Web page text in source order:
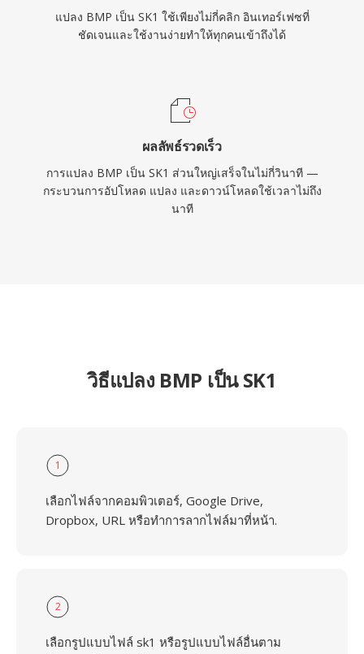
แปลง BMP เป็น SK1 ใช้เพียงไม่กี่คลิก อินเทอร์เฟซที่
ชัดเจนและใช้งานง่ายทำให้ทุกคนเข้าถึงได้
ผลลัพธ์รวดเร็ว
การแปลง BMP เป็น SK1 ส่วนใหญ่เสร็จในไม่กี่วินาที —
กระบวนการอัปโหลด แปลง และดาวน์โหลดใช้เวลาไม่ถึง
นาที
วิธีแปลง BMP เป็น SK1
1
เลือกไฟล์จากคอมพิวเตอร์, Google Drive,
Dropbox, URL หรือทำการลากไฟล์มาที่หน้า.
2
เลือกรูปแบบไฟล์ sk1 หรือรูปแบบไฟล์อื่นตาม